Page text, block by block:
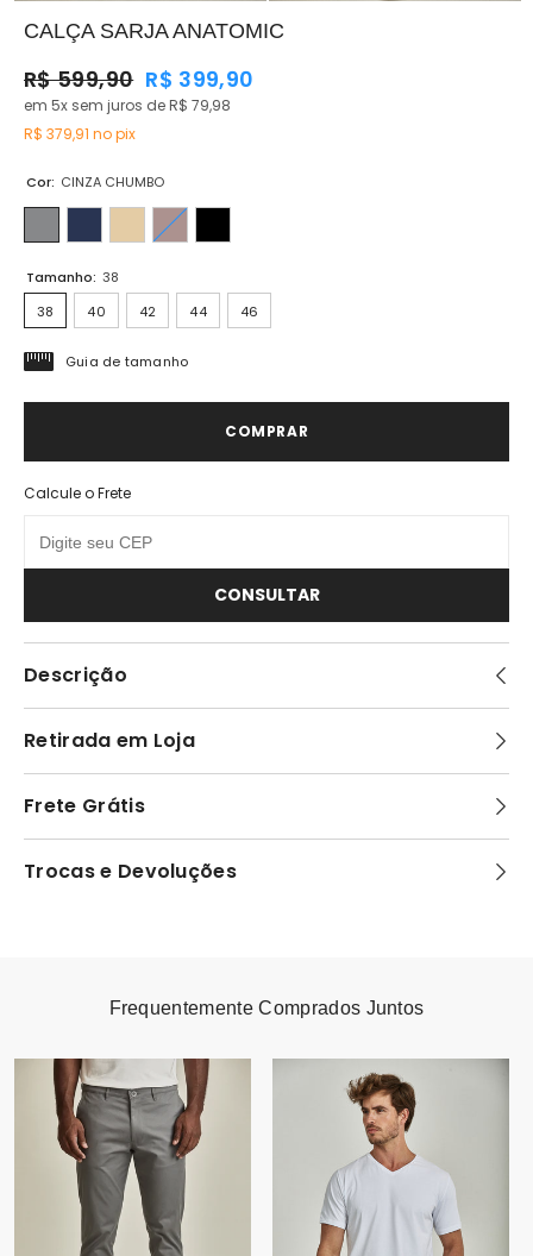
CALÇA SARJA ANATOMIC
R$ 599,90 R$ 399,90
em 5x sem juros de R$ 79,98
R$ 379,91 no pix
Cor: CINZA CHUMBO
Tamanho: 38
38
40 42 44 46
Guia de tamanho
COMPRAR
Calcule o Frete
CONSULTAR
Descrição
Retirada em Loja
Frete Grátis
Trocas e Devoluções
Frequentemente Comprados Juntos
ESCOLHA OPÇÕES
CINZA CHUMBO
ESCOLHA OPÇÕES
Cor:Preto